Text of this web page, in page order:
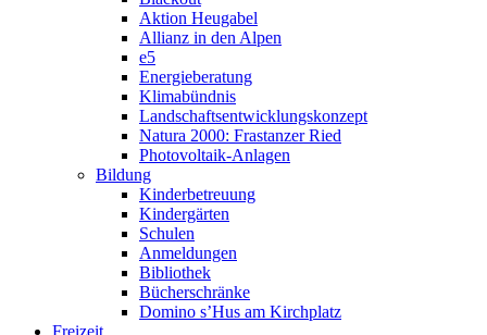
Aktion Heugabel
Allianz in den Alpen
e5
Energieberatung
Klimabündnis
Landschaftsentwicklungskonzept
Natura 2000: Frastanzer Ried
Photovoltaik-Anlagen
Bildung
Kinderbetreuung
Kindergärten
Schulen
Anmeldungen
Bibliothek
Bücherschränke
Domino s’Hus am Kirchplatz
Freizeit